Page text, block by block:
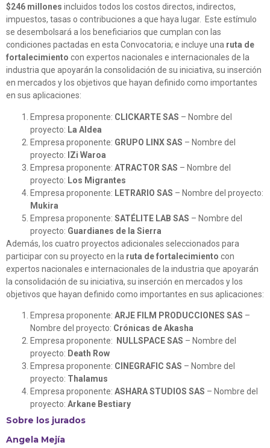
$246 millones incluidos todos los costos directos, indirectos,
impuestos, tasas o contribuciones a que haya lugar. Este estímulo
se desembolsará a los beneficiarios que cumplan con las
condiciones pactadas en esta Convocatoria; e incluye una ruta de
fortalecimiento con expertos nacionales e internacionales de la
industria que apoyarán la consolidación de su iniciativa, su inserción
en mercados y los objetivos que hayan definido como importantes
en sus aplicaciones:
Empresa proponente: CLICKARTE SAS – Nombre del
proyecto: La Aldea
Empresa proponente: GRUPO LINX SAS – Nombre del
proyecto: IZi Waroa
Empresa proponente: ATRACTOR SAS – Nombre del
proyecto: Los Migrantes
Empresa proponente: LETRARIO SAS – Nombre del proyecto:
Mukira
Empresa proponente: SATÉLITE LAB SAS – Nombre del
proyecto: Guardianes de la Sierra
Además, los cuatro proyectos adicionales seleccionados para
participar con su proyecto en la ruta de fortalecimiento con
expertos nacionales e internacionales de la industria que apoyarán
la consolidación de su iniciativa, su inserción en mercados y los
objetivos que hayan definido como importantes en sus aplicaciones:
Empresa proponente: ARJE FILM PRODUCCIONES SAS –
Nombre del proyecto: Crónicas de Akasha
Empresa proponente:
NULLSPACE SAS – Nombre del
proyecto: Death Row
Empresa proponente: CINEGRAFIC SAS – Nombre del
proyecto: Thalamus
Empresa proponente: ASHARA STUDIOS SAS – Nombre del
proyecto: Arkane Bestiary
Sobre los jurados
Angela Mejía